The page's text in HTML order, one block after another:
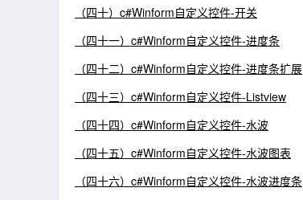
（四十）c#Winform自定义控件-开关
（四十一）c#Winform自定义控件-进度条
（四十二）c#Winform自定义控件-进度条扩展
（四十三）c#Winform自定义控件-Listview
（四十四）c#Winform自定义控件-水波
（四十五）c#Winform自定义控件-水波图表
（四十六）c#Winform自定义控件-水波进度条